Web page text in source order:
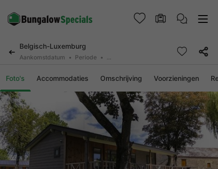
Belgisch-Luxemburg
Aankomstdatum Periode 2 personen, 0 huisdier
Foto's Accommodaties Omschrijving Voorzieningen